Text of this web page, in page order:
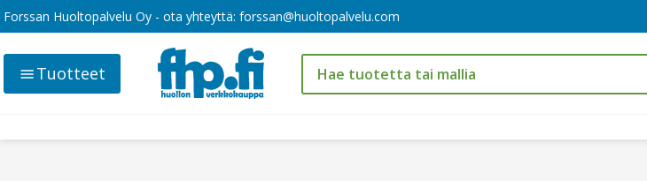
Forssan Huoltopalvelu Oy - ota yhteyttä: forssan@huoltopalvelu.com
Tuotteet